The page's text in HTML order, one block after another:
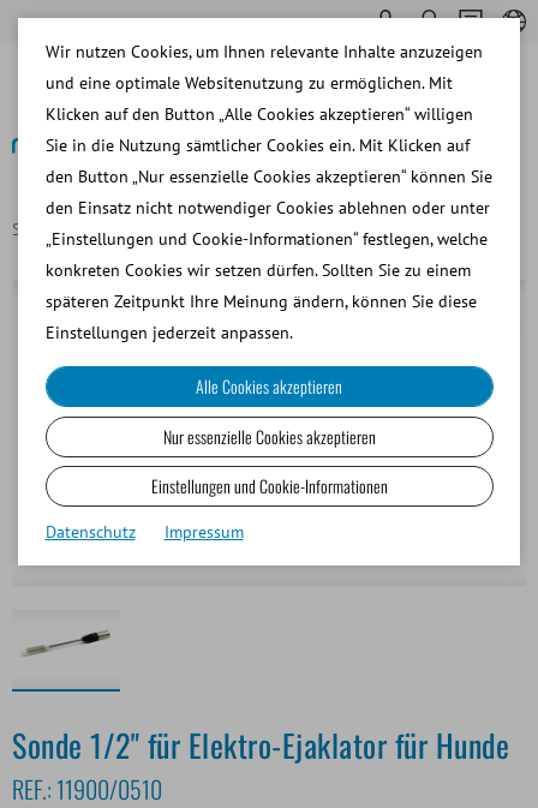
Startseite Sonde 1/2" für Elektro-Ejaklator für Hunde
Zurück
Sonde 1/2" für Elektro-Ejaklator für Hunde
REF.: 11900/0510
Wir nutzen Cookies, um Ihnen relevante Inhalte anzuzeigen
und eine optimale Websitenutzung zu ermöglichen. Mit
Klicken auf den Button „Alle Cookies akzeptieren“ willigen
Sie in die Nutzung sämtlicher Cookies ein. Mit Klicken auf
den Button „Nur essenzielle Cookies akzeptieren“ können Sie
den Einsatz nicht notwendiger Cookies ablehnen oder unter
„Einstellungen und Cookie-Informationen“ festlegen, welche
konkreten Cookies wir setzen dürfen. Sollten Sie zu einem
späteren Zeitpunkt Ihre Meinung ändern, können Sie diese
Einstellungen jederzeit anpassen.
Alle Cookies akzeptieren
Nur essenzielle Cookies akzeptieren
Einstellungen und Cookie-Informationen
Datenschutz Impressum